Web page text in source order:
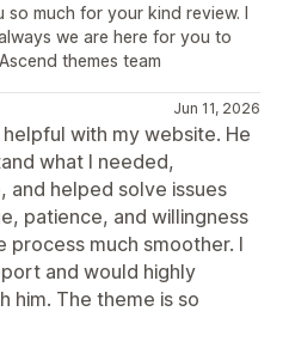
so much for your kind review. I
we are here for you to
themes team
Jun 11, 2026
with my website. He
what I needed,
and helped solve issues
patience, and willingness
process much smoother. I
and would highly
him. The theme is so